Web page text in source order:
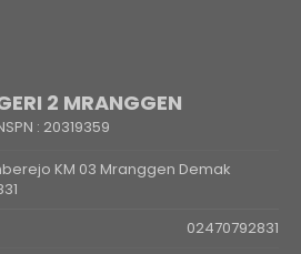
2 MRANGGEN
: 20319359
KM 03 Mranggen Demak
02470792831